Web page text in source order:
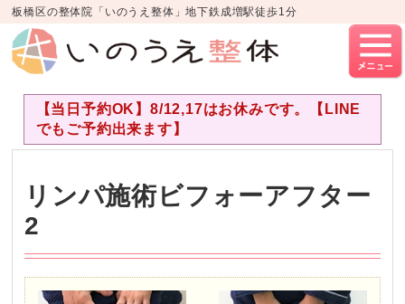
板橋区の整体院「いのうえ整体」地下鉄成増駅徒歩1分
【当日予約OK】8/12,17はお休みです。【LINE
でもご予約出来ます】
リンパ施術ビフォーアフター
2